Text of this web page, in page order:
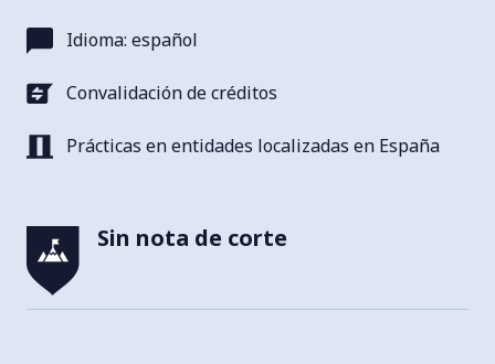
Idioma: español
Convalidación de créditos
Prácticas en entidades localizadas en España
Sin nota de corte